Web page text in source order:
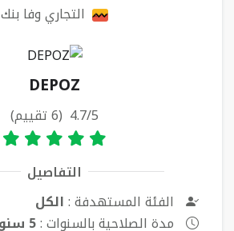
التجاري وفا بنك
DEPOZ
4.7/5 (6 تقييم)
التفاصيل
الفئة المستهدفة :الكل
مدة الصلاحية بالسنوات :5 سنوات